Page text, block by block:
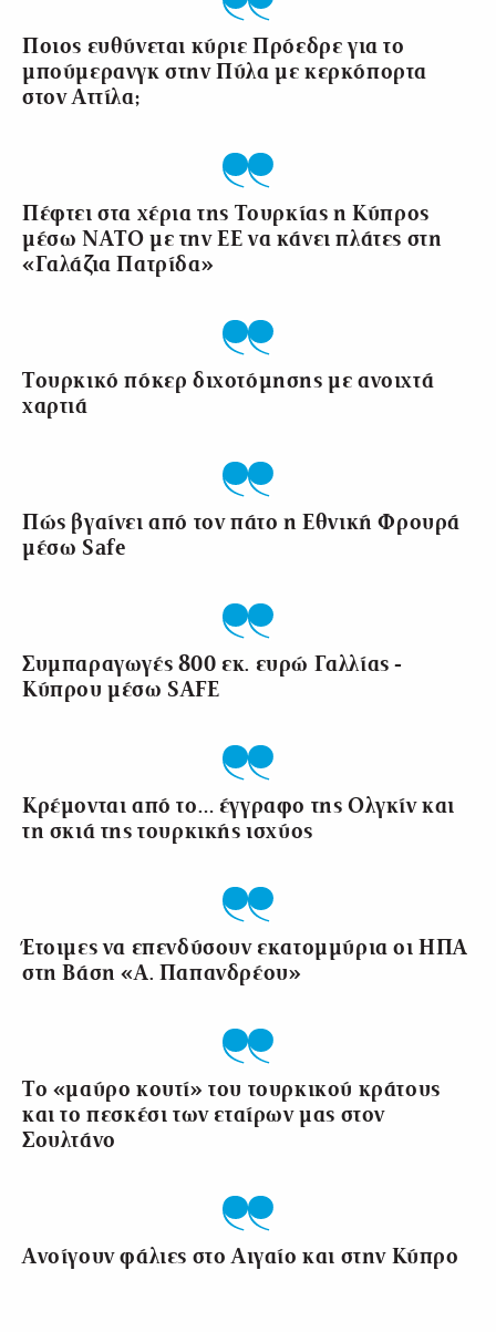
Ποιος ευθύνεται κύριε Πρόεδρε για το
μπούμερανγκ στην Πύλα με κερκόπορτα
στον Αττίλα;
Πέφτει στα χέρια της Τουρκίας η Κύπρος
μέσω ΝΑΤΟ με την ΕΕ να κάνει πλάτες στη
«Γαλάζια Πατρίδα»
Τουρκικό πόκερ διχοτόμησης με ανοιχτά
χαρτιά
Πώς βγαίνει από τον πάτο η Εθνική Φρουρά
μέσω Safe
Συμπαραγωγές 800 εκ. ευρώ Γαλλίας -
Κύπρου μέσω SAFE
Κρέμονται από το… έγγραφο της Ολγκίν και
τη σκιά της τουρκικής ισχύος
Έτοιμες να επενδύσουν εκατομμύρια οι ΗΠΑ
στη Βάση «Α. Παπανδρέου»
Το «μαύρο κουτί» του τουρκικού κράτους
και το πεσκέσι των εταίρων μας στον
Σουλτάνο
Ανοίγουν φάλιες στο Αιγαίο και στην Κύπρο